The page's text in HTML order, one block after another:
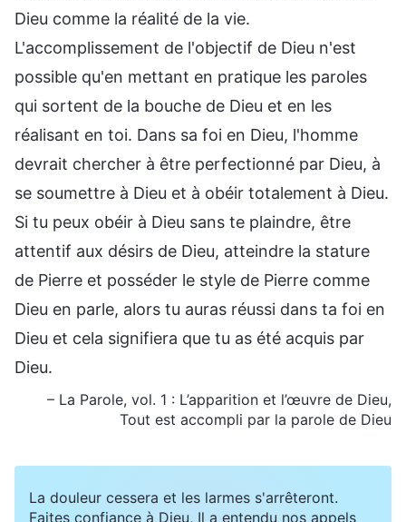
Dieu comme la réalité de la vie.
L'accomplissement de l'objectif de Dieu n'est
possible qu'en mettant en pratique les paroles
qui sortent de la bouche de Dieu et en les
réalisant en toi. Dans sa foi en Dieu, l'homme
devrait chercher à être perfectionné par Dieu, à
se soumettre à Dieu et à obéir totalement à Dieu.
Si tu peux obéir à Dieu sans te plaindre, être
attentif aux désirs de Dieu, atteindre la stature
de Pierre et posséder le style de Pierre comme
Dieu en parle, alors tu auras réussi dans ta foi en
Dieu et cela signifiera que tu as été acquis par
Dieu.
– La Parole, vol. 1 : L’apparition et l’œuvre de Dieu,
Tout est accompli par la parole de Dieu
La douleur cessera et les larmes s'arrêteront.
Faites confiance à Dieu, Il a entendu nos appels